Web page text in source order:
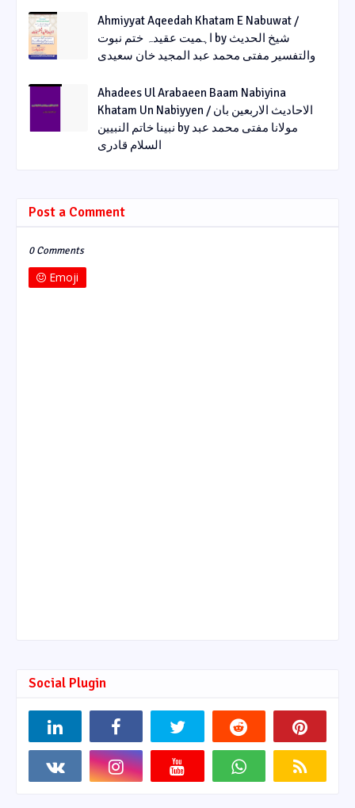
Ahmiyyat Aqeedah Khatam E Nabuwat /
اہمیت عقیدہ ختم نبوت by شیخ الحدیث
والتفسیر مفتی محمد عبد المجید خان سعیدی
Ahadees Ul Arabaeen Baam Nabiyina
Khatam Un Nabiyyen / الاحادیث الاربعین بان
نبینا خاتم النبیین by مولانا مفتی محمد عبد
السلام قادری
Post a Comment
0 Comments
Emoji
Social Plugin